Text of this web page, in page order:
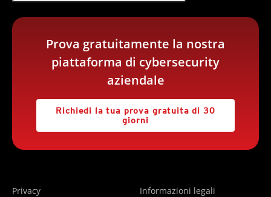
Prova gratuitamente la nostra
piattaforma di cybersecurity
aziendale
Richiedi la tua prova gratuita di 30
giorni
Privacy Informazioni legali